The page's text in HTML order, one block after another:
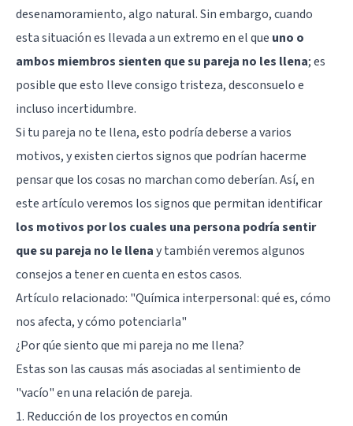
desenamoramiento, algo natural. Sin embargo, cuando
esta situación es llevada a un extremo en el que uno o
ambos miembros sienten que su pareja no les llena; es
posible que esto lleve consigo tristeza, desconsuelo e
incluso incertidumbre.
Si tu pareja no te llena, esto podría deberse a varios
motivos, y existen ciertos signos que podrían hacerme
pensar que los cosas no marchan como deberían. Así, en
este artículo veremos los signos que permitan identificar
los motivos por los cuales una persona podría sentir
que su pareja no le llenay también veremos algunos
consejos a tener en cuenta en estos casos.
Artículo relacionado: "Química interpersonal: qué es, cómo
nos afecta, y cómo potenciarla"
¿Por qúe siento que mi pareja no me llena?
Estas son las causas más asociadas al sentimiento de
"vacío" en una relación de pareja.
1. Reducción de los proyectos en común